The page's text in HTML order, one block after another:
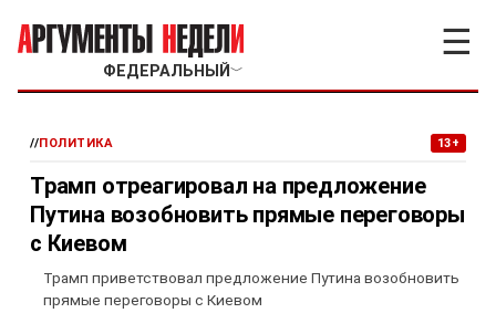
ФЕДЕРАЛЬНЫЙ ﹀
☰
//ПОЛИТИКА 13+
Трамп отреагировал на предложение
Путина возобновить прямые переговоры
с Киевом
Трамп приветствовал предложение Путина возобновить
прямые переговоры с Киевом